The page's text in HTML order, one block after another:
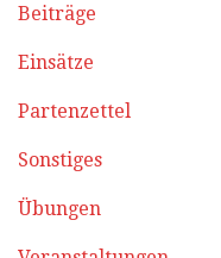
Beiträge
Einsätze
Partenzettel
Sonstiges
Übungen